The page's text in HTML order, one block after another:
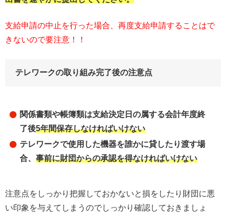
支給申請の中止を行った場合、再度支給申請することはで
きないので要注意！！
テレワークの取り組み完了後の注意点
関係書類や帳簿類は支給決定日の属する会計年度終
了後5年間保存しなければいけない
テレワークで使用した機器を誰かに貸したり渡す場
合、事前に財団からの承認を得なければいけない
注意点をしっかり把握しておかないと損をしたり財団に悪
い印象を与えてしまうのでしっかり確認しておきましょ